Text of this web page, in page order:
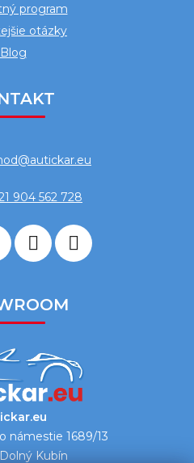
program
otázky
Blog
@autickar.eu
904 562 728
námestie 1689/13
Kubín